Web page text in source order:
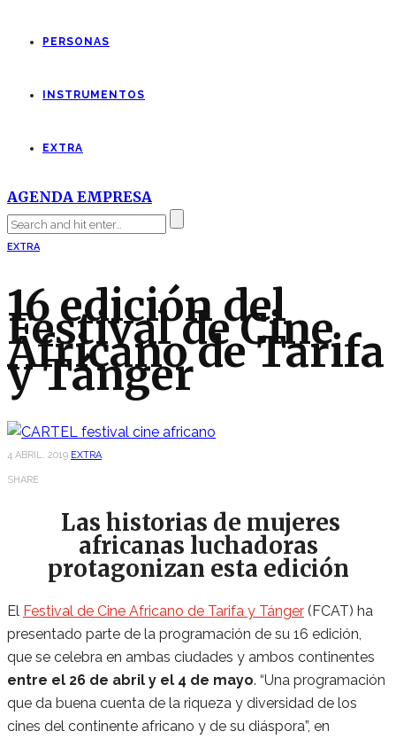
PERSONAS
INSTRUMENTOS
EXTRA
AGENDA EMPRESA
EXTRA
16 edición del
Festival de Cine
Africano de Tarifa
y Tánger
4 ABRIL, 2019 EXTRA
SHARE
Las historias de mujeres
africanas luchadoras
protagonizan esta edición
El Festival de Cine Africano de Tarifa y Tánger (FCAT) ha
presentado parte de la programación de su 16 edición,
que se celebra en ambas ciudades y ambos continentes
entre el 26 de abril y el 4 de mayo. “Una programación
que da buena cuenta de la riqueza y diversidad de los
cines del continente africano y de su diáspora”, en